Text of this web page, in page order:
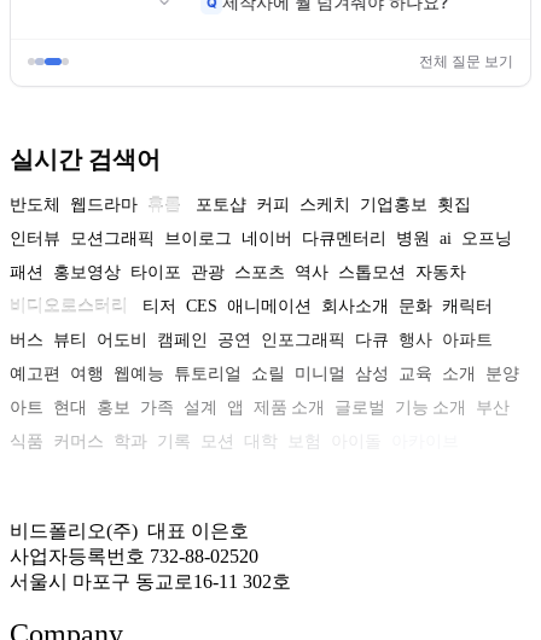
전체 질문 보기
실시간 검색어
반도체 웹드라마 휴롬 포토샵 커피 스케치 기업홍보
횟집
인터뷰
모션그래픽 브이로그 네이버 다큐멘터리 병원 ai
오프닝
패션
홍보영상 타이포 관광 스포츠 역사 스톱모션
자동차
비디오로스터리
티저 CES 애니메이션 회사소개 문화 캐릭터
버스
뷰티 어도비 캠페인 공연 인포그래픽 다큐 행사 아파트
예고편
여행 웹예능 튜토리얼 쇼릴 미니멀 삼성 교육 소개
분양
아트
현대 홍보 가족 설계 앱 제품 소개 글로벌 기능 소개
부산
식품
커머스 학과 기록 모션 대학 보험
비드폴리오(주) 대표 이은호
사업자등록번호 732-88-02520
서울시 마포구 동교로16-11 302호